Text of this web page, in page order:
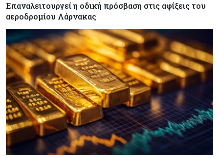
Επαναλειτουργεί η οδική πρόσβαση στις αφίξεις του
αεροδρομίου Λάρνακας